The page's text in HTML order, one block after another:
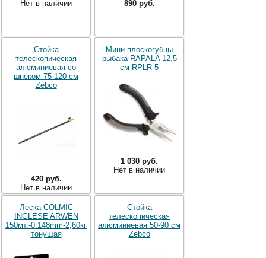
Нет в наличии 890 руб.
Стойка
телескопическая
алюминиевая со
шнеком 75-120 см
Zebco
420 руб.
Нет в наличии
Мини-плоскогубцы
рыбака RAPALA 12.5
см RPLR-5
1 030 руб.
Нет в наличии
Леска COLMIC
INGLESE ARWEN
150мт.-0.148mm-2,60кг
тонущая
Стойка
телескопическая
алюминиевая 50-90 см
Zebco